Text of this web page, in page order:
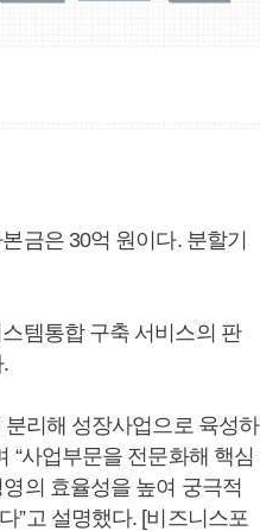
금은 30억 원이다. 분할기
템통합 구축 서비스의 판
분리해 성장사업으로 육성하
“사업부문을 전문화해 핵심
의 효율성을 높여 궁극적
”고 설명했다. [비즈니스포